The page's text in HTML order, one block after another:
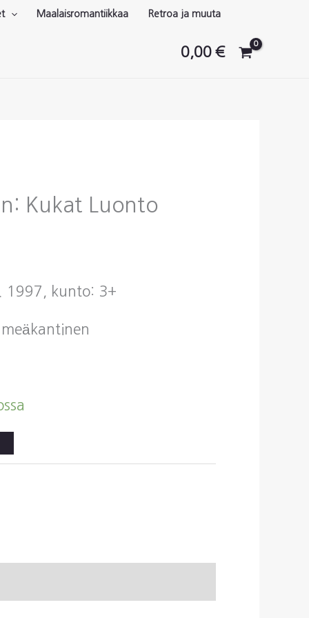
Maalaisromantiikkaa Retroa ja muuta
0,00€
Kukat Luonto
1997, kunto: 3+